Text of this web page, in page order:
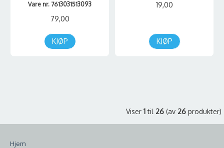
Vare nr. 7613031513093
79,00
KJØP
19,00
KJØP
Viser 1til 26 (av 26 produkter)
Hjem